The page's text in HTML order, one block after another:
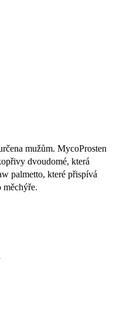
mužům. MycoProsten
dvoudomé, která
palmetto, které přispívá
měchýře.